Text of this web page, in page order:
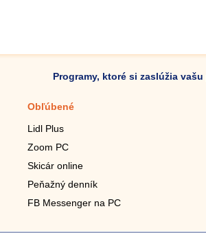
Programy, ktoré si zaslúžia
Obľúbené
Lidl Plus
Zoom PC
Skicár online
Peňažný denník
FB Messenger na PC